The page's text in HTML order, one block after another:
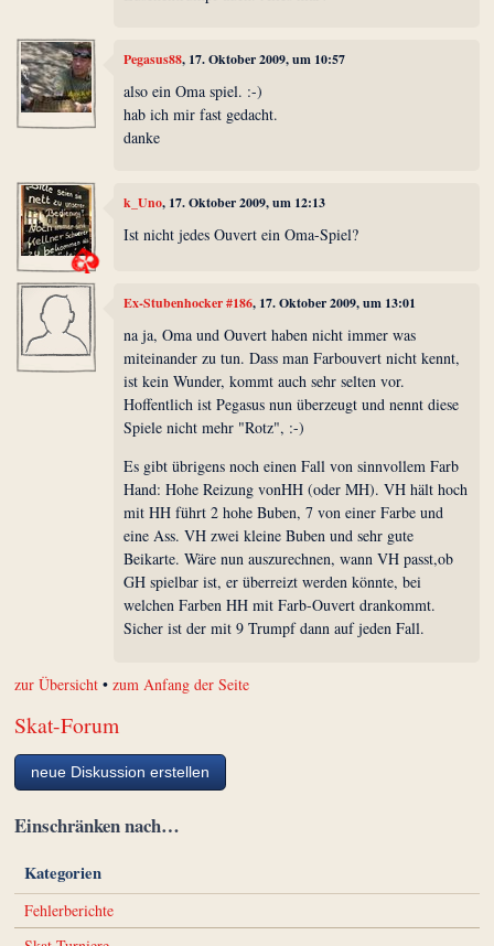
Pegasus88, 17. Oktober 2009, um 10:57
also ein Oma spiel. :-)
hab ich mir fast gedacht.
danke
k_Uno, 17. Oktober 2009, um 12:13
Ist nicht jedes Ouvert ein Oma-Spiel?
Ex-Stubenhocker #186, 17. Oktober 2009, um 13:01
na ja, Oma und Ouvert haben nicht immer was
miteinander zu tun. Dass man Farbouvert nicht kennt,
ist kein Wunder, kommt auch sehr selten vor.
Hoffentlich ist Pegasus nun überzeugt und nennt diese
Spiele nicht mehr "Rotz", :-)
Es gibt übrigens noch einen Fall von sinnvollem Farb
Hand: Hohe Reizung vonHH (oder MH). VH hält hoch
mit HH führt 2 hohe Buben, 7 von einer Farbe und
eine Ass. VH zwei kleine Buben und sehr gute
Beikarte. Wäre nun auszurechnen, wann VH passt,ob
GH spielbar ist, er überreizt werden könnte, bei
welchen Farben HH mit Farb-Ouvert drankommt.
Sicher ist der mit 9 Trumpf dann auf jeden Fall.
zur Übersicht •zum Anfang der Seite
Skat-Forum
neue Diskussion erstellen
Einschränken nach…
Kategorien
Fehlerberichte